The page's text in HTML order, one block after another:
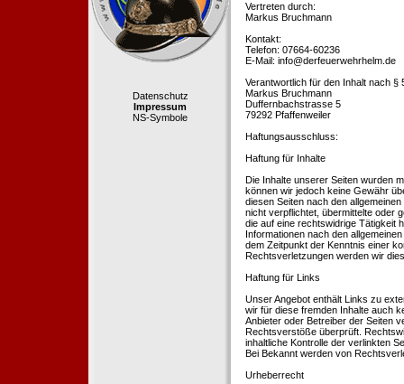
Datenschutz
Impressum
NS-Symbole
Vertreten durch:
Markus Bruchmann
Kontakt:
Telefon: 07664-60236
E-Mail: info@derfeuerwehrhelm.de
Verantwortlich für den Inhalt nach §
Markus Bruchmann
Duffernbachstrasse 5
79292 Pfaffenweiler
Haftungsausschluss:
Haftung für Inhalte
Die Inhalte unserer Seiten wurden
können wir jedoch keine Gewähr
diesen Seiten nach den
nicht verpflichtet, übermittelte oder
die auf eine rechtswidrige Tätigkeit
Informationen nach den
dem Zeitpunkt der Kenntnis einer
Rechtsverletzungen werden wir
Haftung für Links
Unser Angebot enthält Links zu
wir für diese fremden Inhalte auch
Anbieter oder Betreiber der Seiten
Rechtsverstöße überprüft.
inhaltliche Kontrolle der verlinkten
Bei Bekannt werden von
Urheberrecht